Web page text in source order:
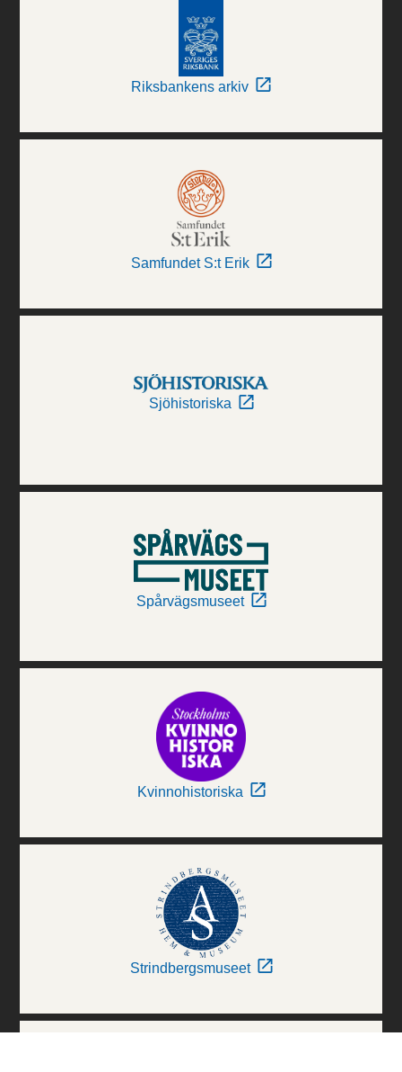
Riksbankens arkiv
Samfundet S:t Erik
Sjöhistoriska
Spårvägsmuseet
Kvinnohistoriska
Strindbergsmuseet